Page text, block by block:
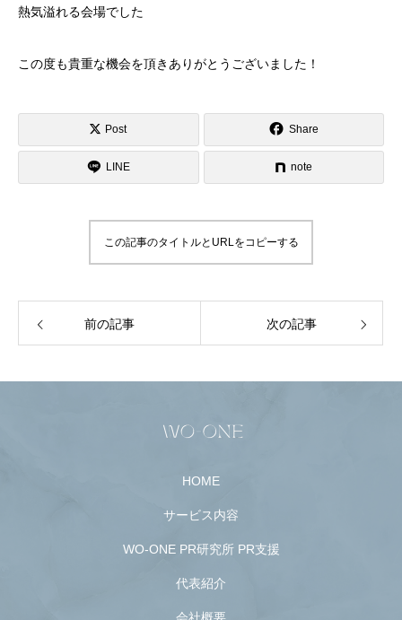
熱気溢れる会場でした
この度も貴重な機会を頂きありがとうございました！
Post Share
LINE note
この記事のタイトルとURLをコピーする
前の記事 次の記事
HOME
サービス内容
WO-ONE PR研究所 PR支援
代表紹介